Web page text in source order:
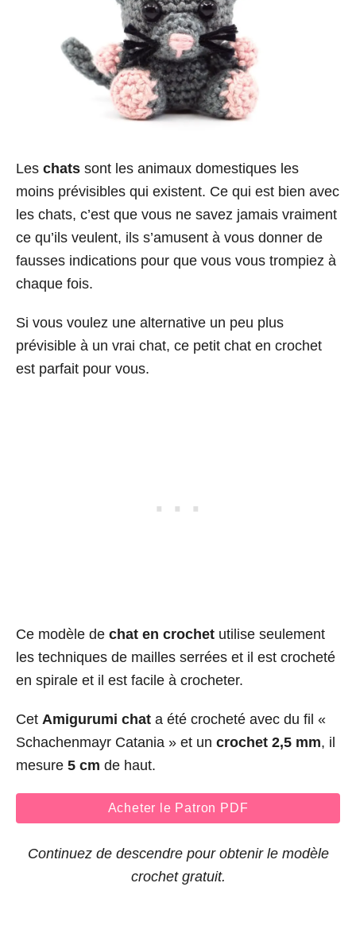
Les chats sont les animaux domestiques les
moins prévisibles qui existent. Ce qui est bien avec
les chats, c’est que vous ne savez jamais vraiment
ce qu’ils veulent, ils s’amusent à vous donner de
fausses indications pour que vous vous trompiez à
chaque fois.
Si vous voulez une alternative un peu plus
prévisible à un vrai chat, ce petit chat en crochet
est parfait pour vous.
Ce modèle de chat en crochet utilise seulement
les techniques de mailles serrées et il est crocheté
en spirale et il est facile à crocheter.
Cet Amigurumi chat a été crocheté avec du fil «
Schachenmayr Catania » et un crochet 2,5 mm, il
mesure 5 cm de haut.
Acheter le Patron PDF
Continuez de descendre pour obtenir le modèle
crochet gratuit.